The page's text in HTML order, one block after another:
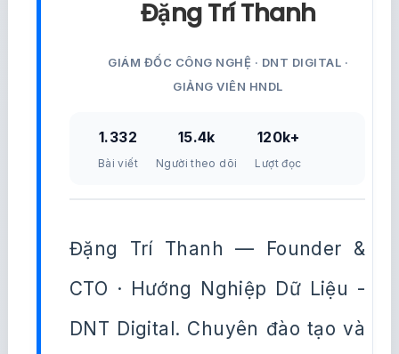
Đặng Trí Thanh
GIÁM ĐỐC CÔNG NGHỆ · DNT DIGITAL ·
GIẢNG VIÊN HNDL
1.332
Bài viết
15.4k
Người theo dõi
120k+
Lượt đọc
Đặng Trí Thanh — Founder &
CTO · Hướng Nghiệp Dữ Liệu -
DNT Digital. Chuyên đào tạo và